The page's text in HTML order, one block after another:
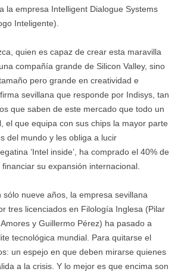
la empresa Intelligent Dialogue Systems
Inteligente).
quien es capaz de crear esta maravilla
compañía grande de Silicon Valley, sino
pero grande en creatividad e
sevillana que responde por Indisys, tan
que saben de este mercado que todo un
el que equipa con sus chips la mayor parte
del mundo y les obliga a lucir
‘Intel inside’, ha comprado el 40% de
su expansión internacional.
sólo nueve años, la empresa sevillana
tres licenciados en Filología Inglesa (Pilar
y Guillermo Pérez) ha pasado a
tecnológica mundial. Para quitarse el
un espejo en que deben mirarse quienes
a la crisis. Y lo mejor es que encima son